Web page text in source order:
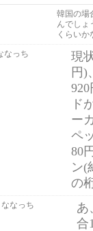
韓国の場
んでしょ
くらい
なっち
現
円)
ド
ー
ペ
80
ン(
の
ななっち
あ
合